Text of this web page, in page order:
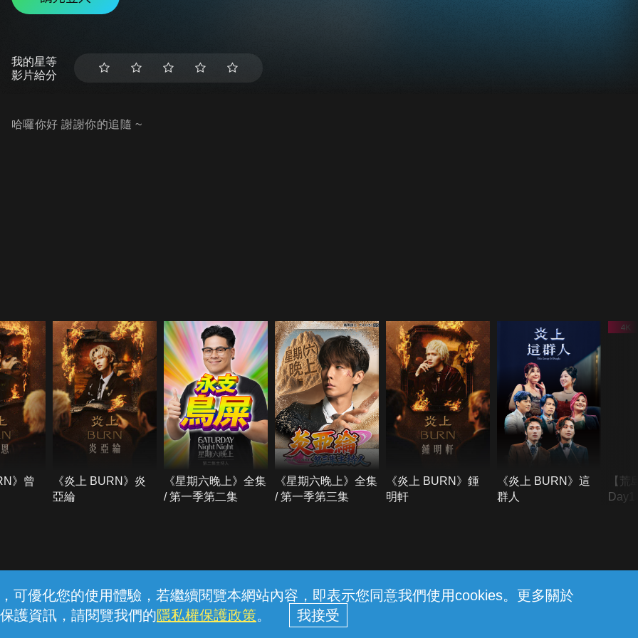
可優化您的使用體驗，若繼續閱覽本網站內容，即表示您同意我們使用cookies。更多關於
護資訊，請閱覽我們的隱私權保護政策。
我的星等
影片給分
哈囉你好 謝謝你的追隨 ~
》曾
《炎上 BURN》炎
亞綸
《星期六晚上》全集
/ 第一季第二集
《星期六晚上》全集
/ 第一季第三集
《炎上 BURN》鍾
明軒
《炎上 BURN》這
群人
【荒
線上客服 服務條款 隱私權保護
中華電信股份有限公司個人家庭分公司 (統一編號：96979949) © 2026